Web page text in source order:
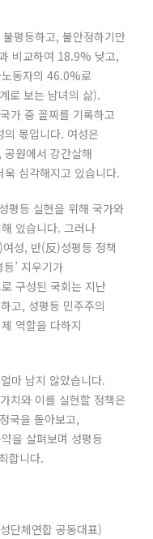
평등하고, 불안정하기만
비교하여 18.9% 낮고,
동자의 46.0%로
로 보는 남녀의 삶).
가 중 꼴찌를 기록하고
몫입니다. 여성은
원에서 강간살해
심각해지고 있습니다.
평등 실현을 위해 국가와
있습니다. 그러나
성, 반(反)성평등 정책
등’ 지우기가
구성된 국회는 지난
고, 성평등 민주주의
역할을 다하지
마 남지 않았습니다.
치와 이를 실현할 정책은
국을 돌아보고,
을 살펴보며 성평등
합니다.
단체연합 공동대표)